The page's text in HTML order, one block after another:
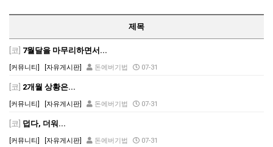
제목
[코] 7월달을 마무리하면서...
[커뮤니티] [자유게시판] 돈에버기법 07-31
[코] 2개월 상황은...
[커뮤니티] [자유게시판] 돈에버기법 07-31
[코] 덥다, 더워...
[커뮤니티] [자유게시판] 돈에버기법 07-31